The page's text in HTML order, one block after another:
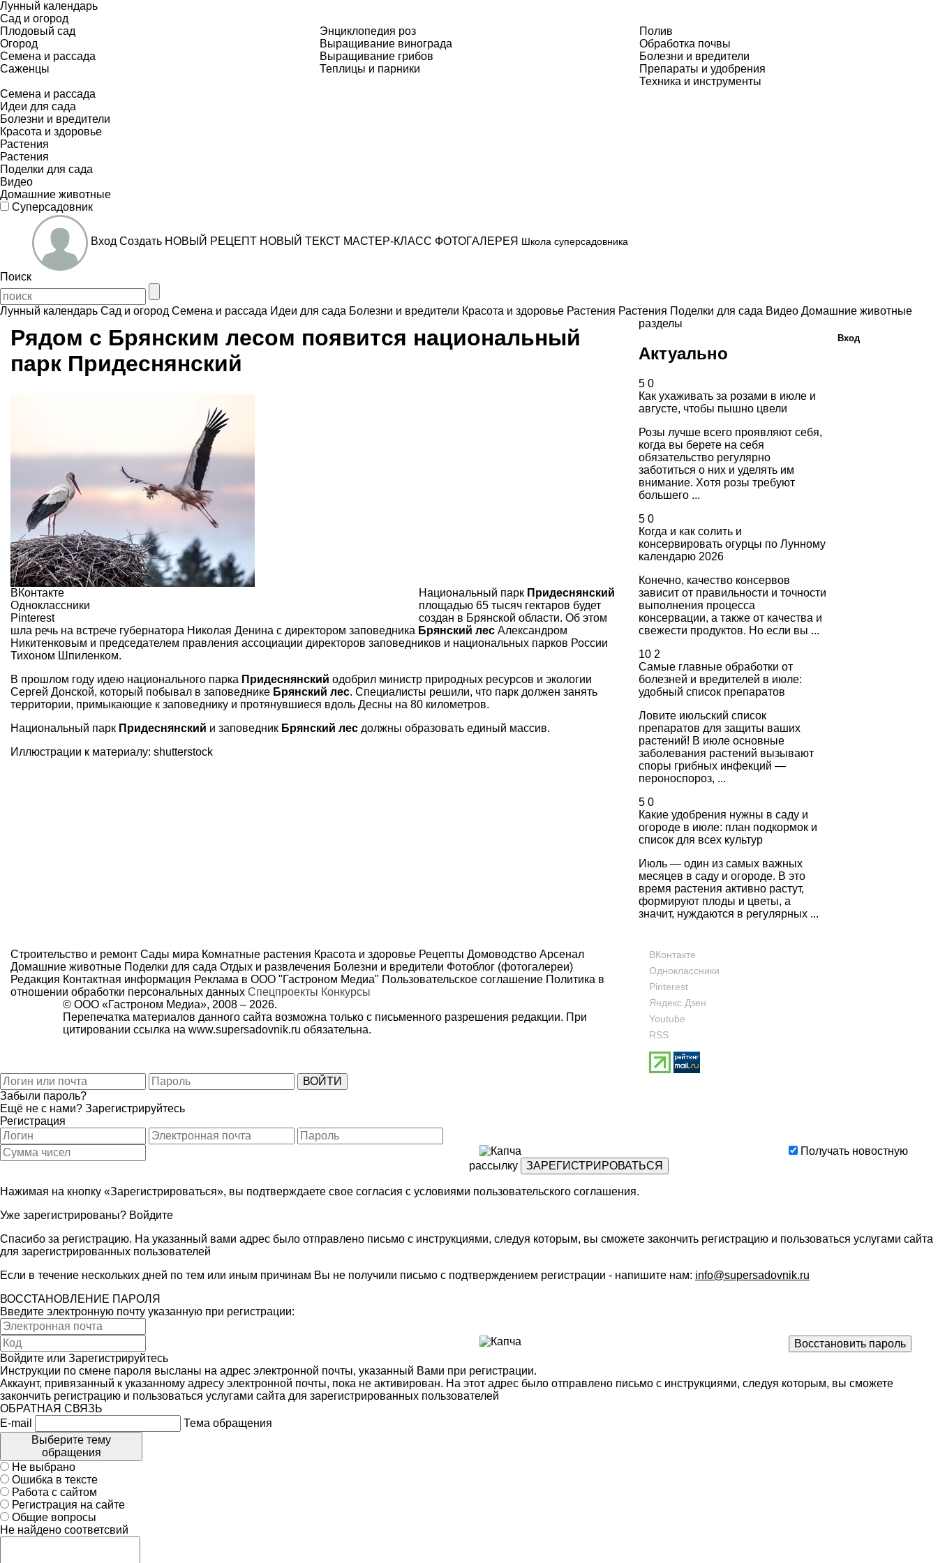
Лунный календарь
Сад и огород
Плодовый сад
Огород
Семена и рассада
Саженцы
Энциклопедия роз
Выращивание винограда
Выращивание грибов
Теплицы и парники
Полив
Обработка почвы
Болезни и вредители
Препараты и удобрения
Техника и инструменты
Семена и рассада
Идеи для сада
Болезни и вредители
Красота и здоровье
Растения
Растения
Поделки для сада
Видео
Домашние животные
Суперсадовник
Вход Создать НОВЫЙ РЕЦЕПТ НОВЫЙ ТЕКСТ МАСТЕР-КЛАСС ФОТОГАЛЕРЕЯ Школа суперсадовника
Поиск
Лунный календарь Сад и огород Семена и рассада Идеи для сада Болезни и вредители Красота и здоровье Растения Растения Поделки для сада Видео Домашние животные
Рядом с Брянским лесом появится национальный
парк Придеснянский
ВКонтакте
Одноклассники
Pinterest
Национальный парк Придеснянский
площадью 65 тысяч гектаров будет
создан в Брянской области. Об этом
шла речь на встрече губернатора Николая Денина с директором заповедника Брянский лес Александром
Никитенковым и председателем правления ассоциации директоров заповедников и национальных парков России
Тихоном Шпиленком.
В прошлом году идею национального парка Придеснянский одобрил министр природных ресурсов и экологии
Сергей Донской, который побывал в заповеднике Брянский лес. Специалисты решили, что парк должен занять
территории, примыкающие к заповеднику и протянувшиеся вдоль Десны на 80 километров.
Национальный парк Придеснянский и заповедник Брянский лес должны образовать единый массив.
Иллюстрации к материалу: shutterstock
разделы
Актуально
5 0
Как ухаживать за розами в июле и
августе, чтобы пышно цвели
Розы лучше всего проявляют себя,
когда вы берете на себя
обязательство регулярно
заботиться о них и уделять им
внимание. Хотя розы требуют
большего ...
5 0
Когда и как солить и
консервировать огурцы по Лунному
календарю 2026
Конечно, качество консервов
зависит от правильности и точности
выполнения процесса
консервации, а также от качества и
свежести продуктов. Но если вы ...
10 2
Самые главные обработки от
болезней и вредителей в июле:
удобный список препаратов
Ловите июльский список
препаратов для защиты ваших
растений! В июле основные
заболевания растений вызывают
споры грибных инфекций —
пероноспороз, ...
5 0
Какие удобрения нужны в саду и
огороде в июле: план подкормок и
список для всех культур
Июль — один из самых важных
месяцев в саду и огороде. В это
время растения активно растут,
формируют плоды и цветы, а
значит, нуждаются в регулярных ...
Строительство и ремонт Сады мира Комнатные растения Красота и здоровье Рецепты Домоводство Арсенал
Домашние животные Поделки для сада Отдых и развлечения Болезни и вредители Фотоблог (фотогалереи)
Редакция Контактная информация Реклама в ООО "Гастроном Медиа" Пользовательское соглашение Политика в
отношении обработки персональных данных Спецпроекты Конкурсы
© ООО «Гастроном Медиа», 2008 – 2026.
Перепечатка материалов данного сайта возможна только с письменного разрешения редакции. При
цитировании ссылка на www.supersadovnik.ru обязательна.
ВКонтакте
Одноклассники
Pinterest
Яндекс Дзен
Youtube
RSS
Вход
Забыли пароль?
Ещё не с нами? Зарегистрируйтесь
Регистрация
Получать новостную
рассылку
Нажимая на кнопку «Зарегистрироваться», вы подтверждаете свое согласия с условиями пользовательского соглашения.
Уже зарегистрированы? Войдите
Спасибо за регистрацию. На указанный вами адрес было отправлено письмо с инструкциями, следуя которым, вы сможете закончить регистрацию и пользоваться услугами сайта
для зарегистрированных пользователей
Если в течение нескольких дней по тем или иным причинам Вы не получили письмо с подтверждением регистрации - напишите нам: info@supersadovnik.ru
ВОССТАНОВЛЕНИЕ ПАРОЛЯ
Введите электронную почту указанную при регистрации:
Войдите или Зарегистрируйтесь
Инструкции по смене пароля высланы на адрес электронной почты, указанный Вами при регистрации.
Аккаунт, привязанный к указанному адресу электронной почты, пока не активирован. На этот адрес было отправлено письмо с инструкциями, следуя которым, вы сможете
закончить регистрацию и пользоваться услугами сайта для зарегистрированных пользователей
ОБРАТНАЯ СВЯЗЬ
E-mail
Тема обращения
Выберите тему
обращения
Не выбрано
Ошибка в тексте
Работа с сайтом
Регистрация на сайте
Общие вопросы
Не найдено соответсвий